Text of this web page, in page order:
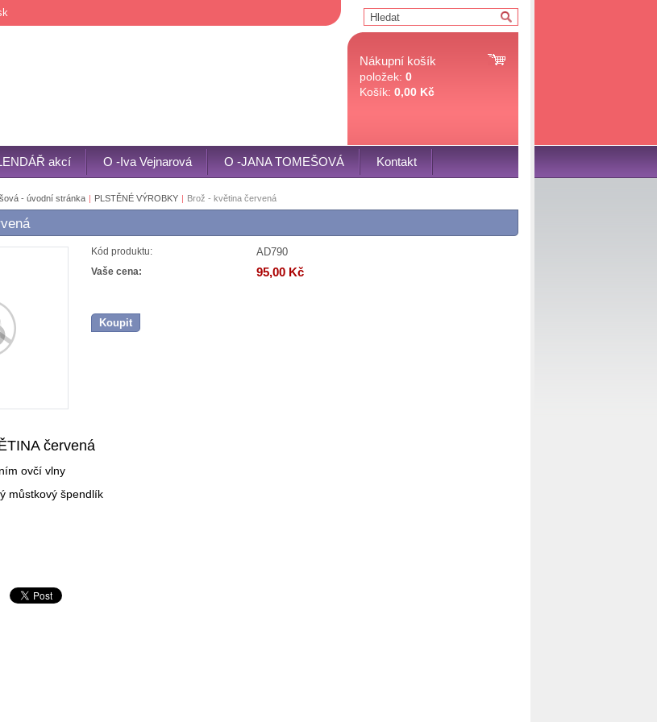
Nákupní košík
položek: 0
Košík: 0,00 Kč
akcí O -Iva Vejnarová O -JANA TOMEŠOVÁ Kontakt
- úvodní stránka | PLSTĚNÉ VÝROBKY | Brož - květina červená
Kód produktu: AD790
Vaše cena: 95,00 Kč
Koupit
červená
ovčí vlny
můstkový špendlík